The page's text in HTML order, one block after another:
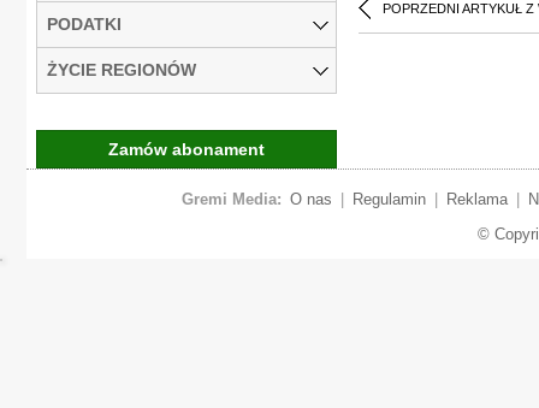
POPRZEDNI ARTYKUŁ Z
PODATKI
ŻYCIE REGIONÓW
Zamów abonament
Gremi Media: O nas Regulamin Reklama
©